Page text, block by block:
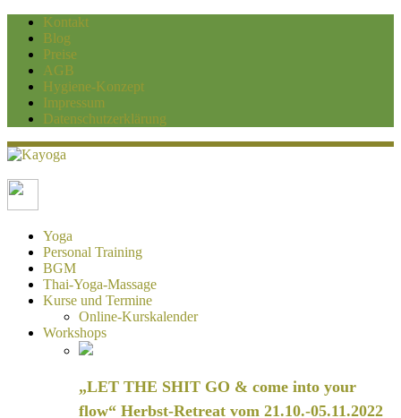
Kontakt
Blog
Preise
AGB
Hygiene-Konzept
Impressum
Datenschutzerklärung
Kayoga
Yoga und Personaltraining Duisburg
Yoga
Personal Training
BGM
Thai-Yoga-Massage
Kurse und Termine
Online-Kurskalender
Workshops
„LET THE SHIT GO & come into your
flow“ Herbst-Retreat vom 21.10.-05.11.2022